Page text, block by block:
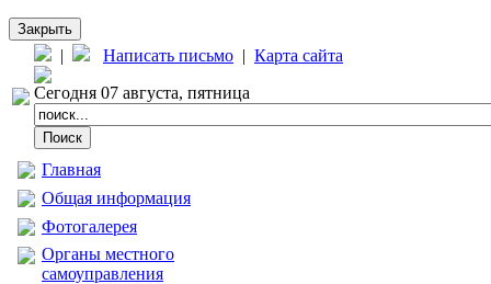
Закрыть
| Написать письмо | Карта сайта
Сегодня 07 августа, пятница
Главная
Общая информация
Фотогалерея
Органы местного
самоуправления